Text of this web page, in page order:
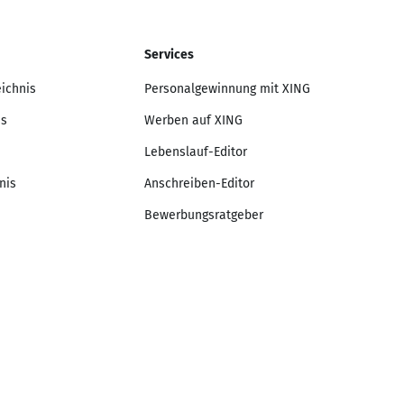
Services
Personalgewinnung mit XING
Werben auf XING
Lebenslauf-Editor
Anschreiben-Editor
Bewerbungsratgeber